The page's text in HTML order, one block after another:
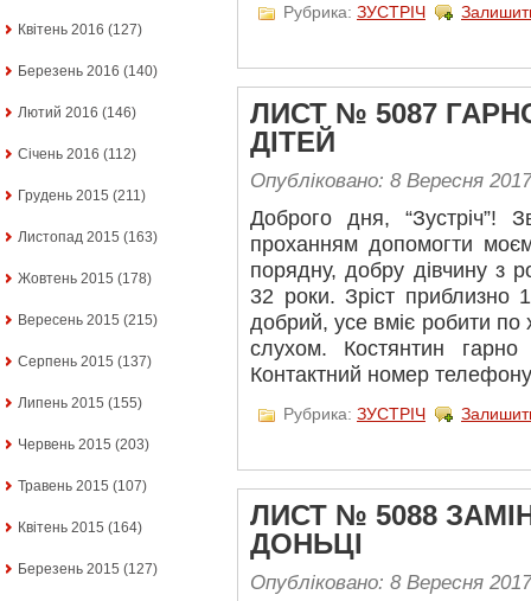
Квітень 2016 (127)
Березень 2016 (140)
Лютий 2016 (146)
Січень 2016 (112)
Грудень 2015 (211)
Листопад 2015 (163)
Жовтень 2015 (178)
Вересень 2015 (215)
Серпень 2015 (137)
Липень 2015 (155)
Червень 2015 (203)
Травень 2015 (107)
Квітень 2015 (164)
Березень 2015 (127)
Рубрика: ЗУСТРІЧ
ЛИСТ № 5087
ДІТЕЙ
Опубліковано: 8 Вересня 2017
Доброго дня, “Зустріч”!
проханням допомогти
порядну, добру дівчину з
32 роки. Зріст приблизно
добрий, усе вміє робити по
слухом. Костянтин
Контактний номер
Рубрика: ЗУСТРІЧ
ЛИСТ № 5088
ДОНЬЦІ
Опубліковано: 8 Вересня 2017